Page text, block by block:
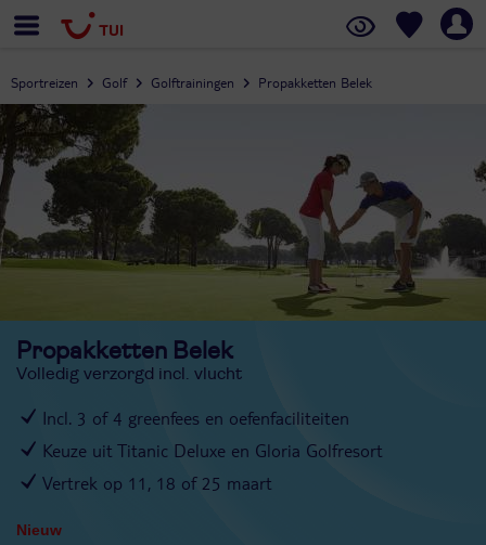
Sportreizen Golf Golftrainingen Propakketten Belek
Propakketten Belek
Volledig verzorgd incl. vlucht
Incl. 3 of 4 greenfees en oefenfaciliteiten
Keuze uit Titanic Deluxe en Gloria Golfresort
Vertrek op 11, 18 of 25 maart
Nieuw